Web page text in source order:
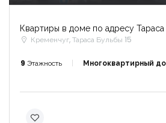
Квартиры в доме по адресу Тараса
Кременчуг, Тараса Бульбы 15
9 Этажность Многоквартирный